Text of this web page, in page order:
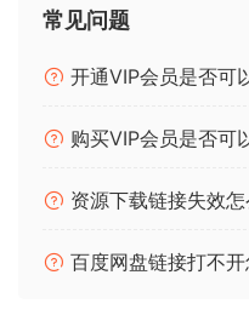
器和效果。
Bitwig Studio 5已经发布，
开发这个调制器和模块系列
目级参数，并扩展到弹出窗
常见问题
开通VIP会员是否可
购买VIP会员是否可
资源下载链接失效怎
百度网盘链接打不开